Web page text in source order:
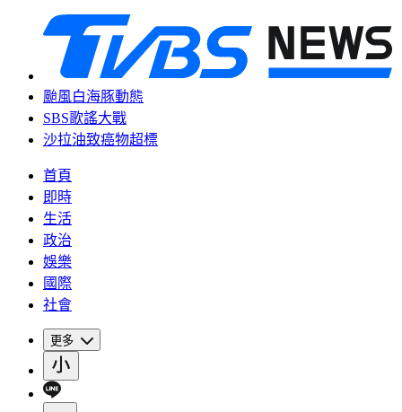
颱風白海豚動態
SBS歌謠大戰
沙拉油致癌物超標
首頁
即時
生活
政治
娛樂
國際
社會
更多